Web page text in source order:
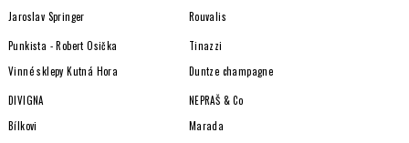
Jaroslav Springer
Rouvalis
Punkista - Robert Osička
Tinazzi
Vinné sklepy Kutná Hora
Duntze champagne
DIVIGNA
NEPRAŠ & Co
Bílkovi
Marada